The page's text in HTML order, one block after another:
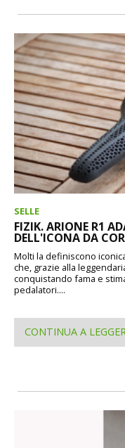
SELLE
FIZIK. ARIONE R1
DELL'ICONA DA
Molti la definiscono
che, grazie alla
conquistando fama e
pedalatori....
CONTINUA A